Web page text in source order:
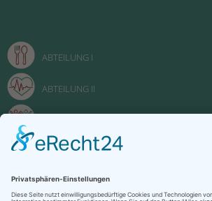
ABTEILUNG I
ABTEILUNG II
FACHOBERSCHULE